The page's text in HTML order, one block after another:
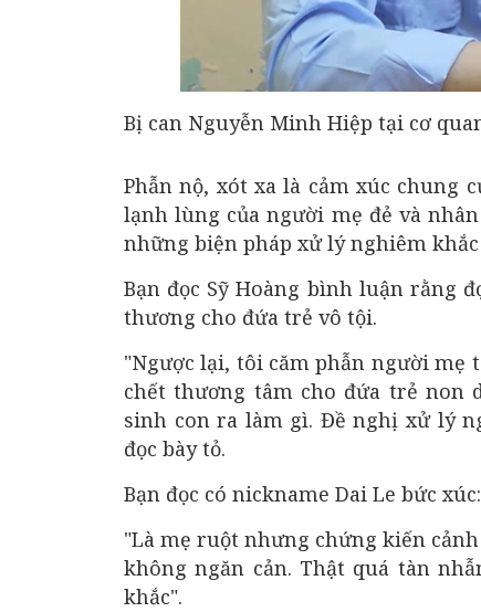
Bị can Nguyễn Minh Hiệp tại cơ
Phẫn nộ, xót xa là cảm xúc
lạnh lùng của người mẹ đẻ và
những biện pháp xử lý nghiêm
Bạn đọc Sỹ Hoàng bình luận rằng
thương cho đứa trẻ vô tội.
"Ngược lại, tôi căm phẫn người mẹ
chết thương tâm cho đứa trẻ non
sinh con ra làm gì. Đề nghị xử lý
đọc bày tỏ.
Bạn đọc có nickname Dai Le bức xúc:
"Là mẹ ruột nhưng chứng kiến
không ngăn cản. Thật quá tàn
khắc".